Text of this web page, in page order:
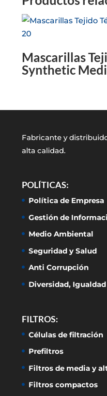
Mascarillas
Synthetic
Fabricante y
alta calidad.
POLÍTICAS:
Política de Empresa
Gestión de
Medio Ambiental
Seguridad y Salud
Anti Corrupción
Diversidad,
FILTROS:
Células de filtración
Prefiltros
Filtros de media y
Filtros compactos